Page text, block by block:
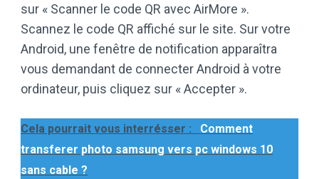
sur « Scanner le code QR avec AirMore ».
Scannez le code QR affiché sur le site. Sur votre
Android, une fenêtre de notification apparaîtra
vous demandant de connecter Android à votre
ordinateur, puis cliquez sur « Accepter ».
Cela pourrait vous interrésser :
Comment
transferer photo samsung vers pc windows 10
sans cable ?